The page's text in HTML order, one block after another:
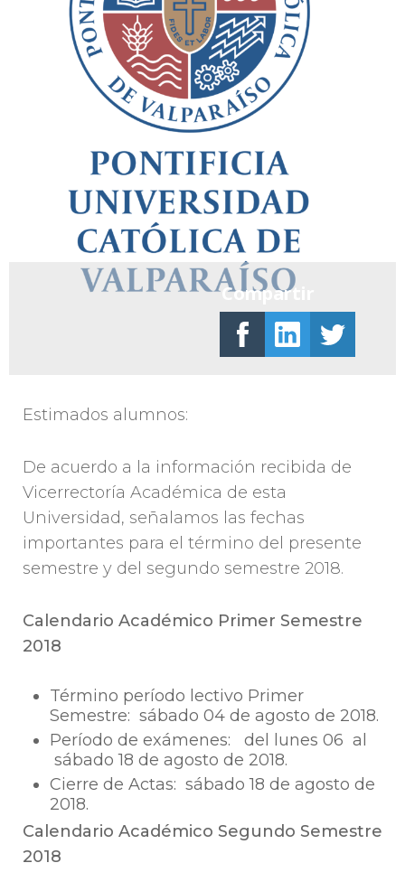
Estimados alumnos:
De acuerdo a la información recibida de
Vicerrectoría Académica de esta
Universidad, señalamos las fechas
importantes para el término del presente
semestre y del segundo semestre 2018.
Calendario Académico Primer Semestre
2018
Término período lectivo Primer
Semestre: sábado 04 de agosto de 2018.
Período de exámenes: del lunes 06 al
sábado 18 de agosto de 2018.
Cierre de Actas: sábado 18 de agosto de
2018.
Calendario Académico Segundo Semestre
2018
Compartir